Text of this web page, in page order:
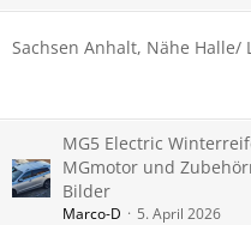
Sachsen Anhalt, Nähe Halle/
MG5 Electric
MGmotor und
Bilder
Marco-D 5. April 2026